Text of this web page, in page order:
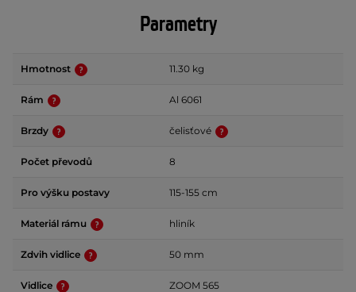
Parametry
Hmotnost 11.30 kg
Rám Al 6061
Brzdy čelisťové
Počet převodů 8
Pro výšku postavy 115-155 cm
Materiál rámu hliník
Zdvih vidlice 50 mm
Vidlice ZOOM 565